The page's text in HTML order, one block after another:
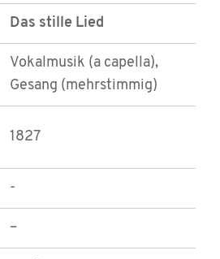
Das stille Lied
Vokalmusik (a capella),
Gesang (mehrstimmig)
1827
-
–